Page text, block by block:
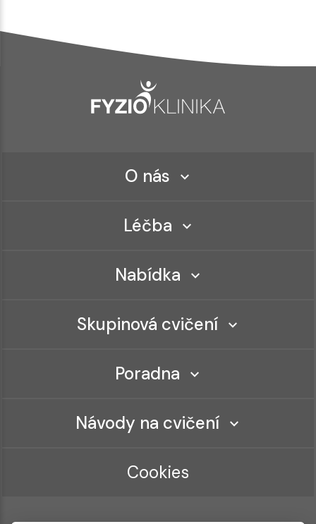
O nás
Léčba
Nabídka
Skupinová cvičení
Poradna
Návody na cvičení
Cookies